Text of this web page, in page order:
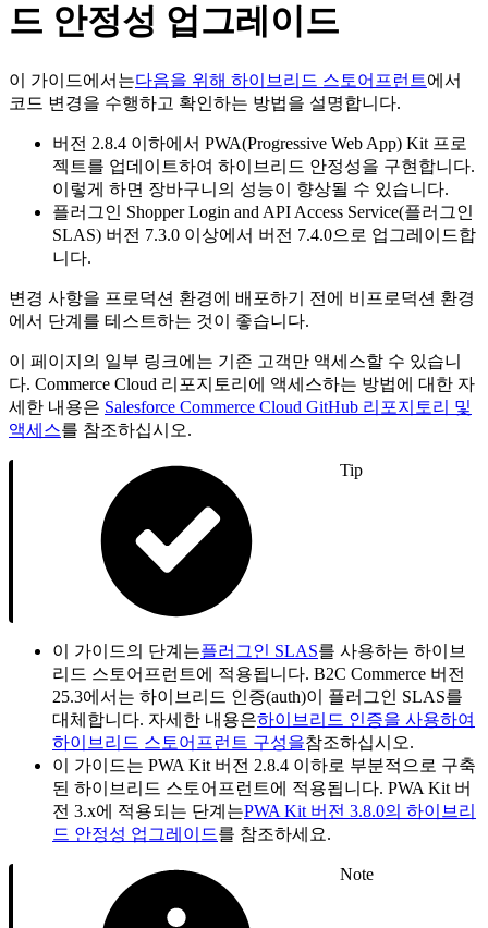
드 안정성 업그레이드
이 가이드에서는다음을 위해 하이브리드 스토어프런트에서
코드 변경을 수행하고 확인하는 방법을 설명합니다.
버전 2.8.4 이하에서 PWA(Progressive Web App) Kit 프로
젝트를 업데이트하여 하이브리드 안정성을 구현합니다.
이렇게 하면 장바구니의 성능이 향상될 수 있습니다.
플러그인 Shopper Login and API Access Service(플러그인
SLAS) 버전 7.3.0 이상에서 버전 7.4.0으로 업그레이드합
니다.
변경 사항을 프로덕션 환경에 배포하기 전에 비프로덕션 환경
에서 단계를 테스트하는 것이 좋습니다.
이 페이지의 일부 링크에는 기존 고객만 액세스할 수 있습니
다. Commerce Cloud 리포지토리에 액세스하는 방법에 대한 자
세한 내용은 Salesforce Commerce Cloud GitHub 리포지토리 및
액세스를 참조하십시오.
Tip
이 가이드의 단계는플러그인 SLAS를 사용하는 하이브
리드 스토어프런트에 적용됩니다. B2C Commerce 버전
25.3에서는 하이브리드 인증(auth)이 플러그인 SLAS를
대체합니다. 자세한 내용은하이브리드 인증을 사용하여
하이브리드 스토어프런트 구성을참조하십시오.
이 가이드는 PWA Kit 버전 2.8.4 이하로 부분적으로 구축
된 하이브리드 스토어프런트에 적용됩니다. PWA Kit 버
전 3.x에 적용되는 단계는PWA Kit 버전 3.8.0의 하이브리
드 안정성 업그레이드를 참조하세요.
Note